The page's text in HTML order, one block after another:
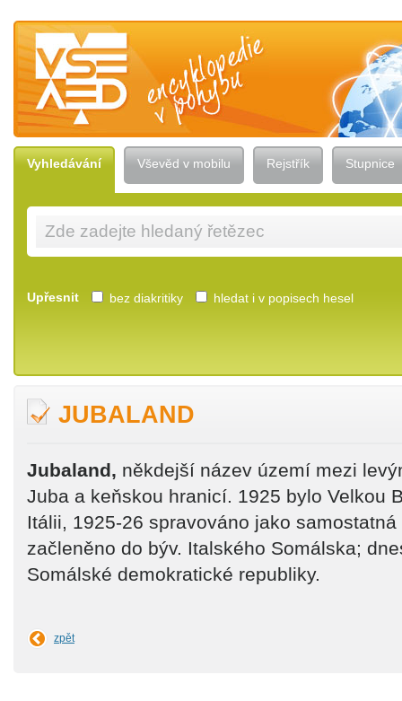
Vševěd — encyklopedie v pohybu
Vyhledávání Vševěd v mobilu Rejstřík Stupnice
Upřesnit bez diakritiky hledat i v popisech hesel
JUBALAND
Jubaland, někdejší název území mezi
Juba a keňskou hranicí. 1925 bylo Velkou
Itálii, 1925-26 spravováno jako
začleněno do býv. Italského Somálska;
Somálské demokratické republiky.
zpět